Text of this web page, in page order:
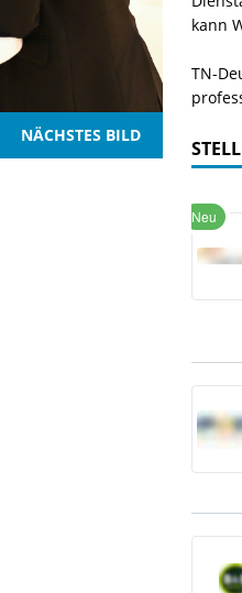
NÄCHSTES BILD
kann
TN-